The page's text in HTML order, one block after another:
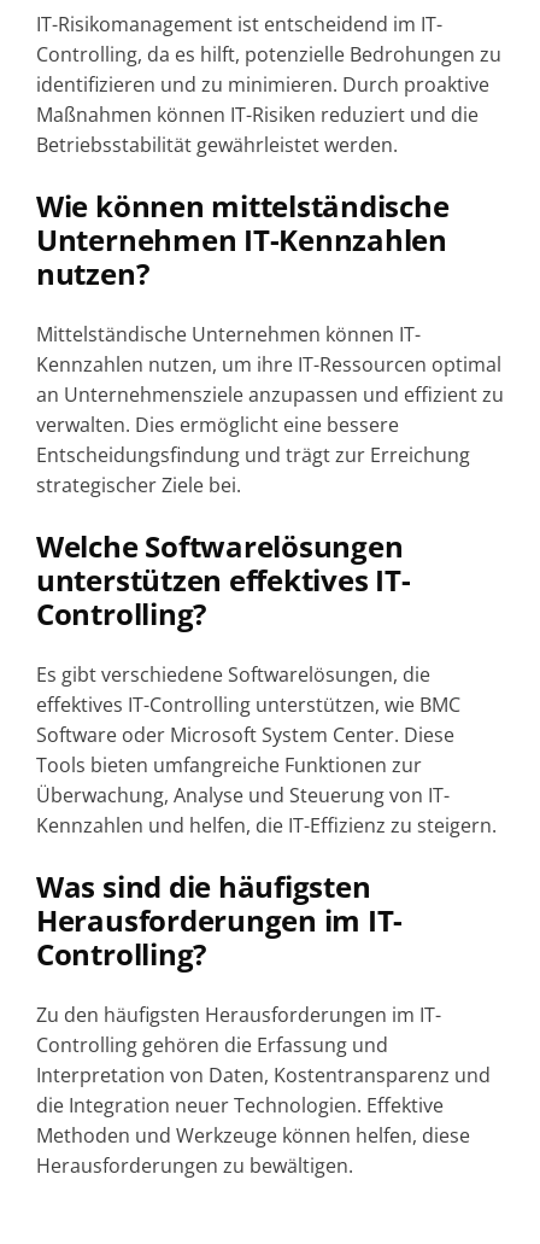
IT-Risikomanagement ist entscheidend im IT-
Controlling, da es hilft, potenzielle Bedrohungen zu
identifizieren und zu minimieren. Durch proaktive
Maßnahmen können IT-Risiken reduziert und die
Betriebsstabilität gewährleistet werden.
Wie können mittelständische
Unternehmen IT-Kennzahlen
nutzen?
Mittelständische Unternehmen können IT-
Kennzahlen nutzen, um ihre IT-Ressourcen optimal
an Unternehmensziele anzupassen und effizient zu
verwalten. Dies ermöglicht eine bessere
Entscheidungsfindung und trägt zur Erreichung
strategischer Ziele bei.
Welche Softwarelösungen
unterstützen effektives IT-
Controlling?
Es gibt verschiedene Softwarelösungen, die
effektives IT-Controlling unterstützen, wie BMC
Software oder Microsoft System Center. Diese
Tools bieten umfangreiche Funktionen zur
Überwachung, Analyse und Steuerung von IT-
Kennzahlen und helfen, die IT-Effizienz zu steigern.
Was sind die häufigsten
Herausforderungen im IT-
Controlling?
Zu den häufigsten Herausforderungen im IT-
Controlling gehören die Erfassung und
Interpretation von Daten, Kostentransparenz und
die Integration neuer Technologien. Effektive
Methoden und Werkzeuge können helfen, diese
Herausforderungen zu bewältigen.